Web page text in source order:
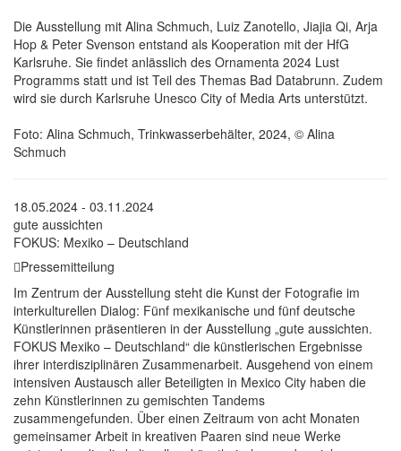
Die Ausstellung mit Alina Schmuch, Luiz Zanotello, Jiajia Qi, Arja
Hop & Peter Svenson entstand als Kooperation mit der HfG
Karlsruhe. Sie findet anlässlich des Ornamenta 2024 Lust
Programms statt und ist Teil des Themas Bad Databrunn. Zudem
wird sie durch Karlsruhe Unesco City of Media Arts unterstützt.
Foto: Alina Schmuch, Trinkwasserbehälter, 2024, © Alina
Schmuch
18.05.2024 - 03.11.2024
gute aussichten
FOKUS: Mexiko – Deutschland
Pressemitteilung
Im Zentrum der Ausstellung steht die Kunst der Fotografie im
interkulturellen Dialog: Fünf mexikanische und fünf deutsche
Künstlerinnen präsentieren in der Ausstellung „gute aussichten.
FOKUS Mexiko – Deutschland“ die künstlerischen Ergebnisse
ihrer interdisziplinären Zusammenarbeit. Ausgehend von einem
intensiven Austausch aller Beteiligten in Mexico City haben die
zehn Künstlerinnen zu gemischten Tandems
zusammengefunden. Über einen Zeitraum von acht Monaten
gemeinsamer Arbeit in kreativen Paaren sind neue Werke